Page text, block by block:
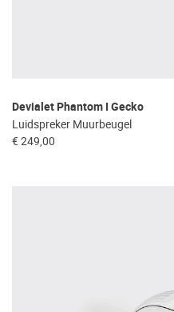
Devialet Phantom I Gecko
Luidspreker Muurbeugel
€ 249,00